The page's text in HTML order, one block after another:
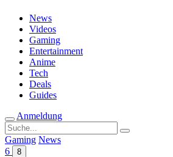
News
Videos
Gaming
Entertainment
Anime
Tech
Deals
Guides
Anmeldung
Suche
nach:
Gaming News
6
8